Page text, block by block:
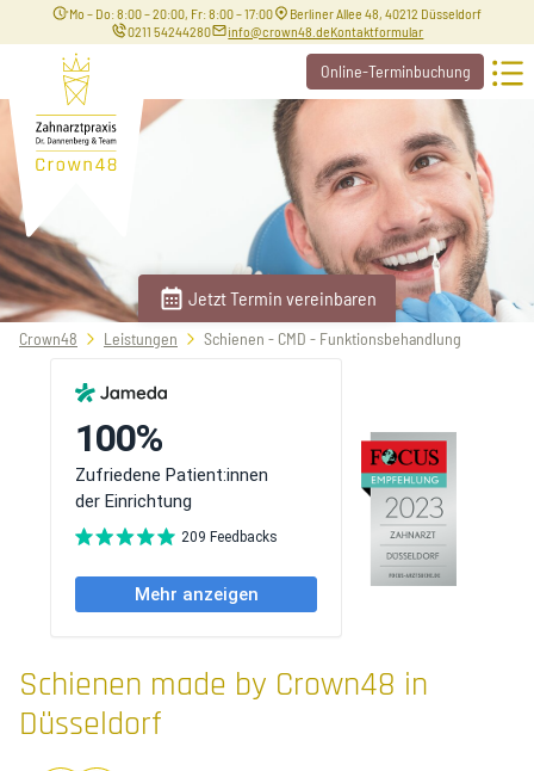
Mo – Do: 8:00 – 20:00, Fr: 8:00 – 17:00
Berliner Allee 48, 40212 Düsseldorf
0211 54244280
info@crown48.deKontaktformular
Online-Terminbuchung
Jetzt Termin vereinbaren
Sie
Crown48 Leistungen Schienen - CMD - Funktionsbehandlung
Schienen made by Crown48 in
Düsseldorf